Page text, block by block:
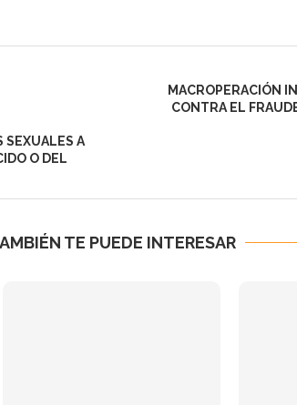
SEXUALES A
O DEL
MACROPERACIÓN
CONTRA EL
TE PUEDE INTERESAR